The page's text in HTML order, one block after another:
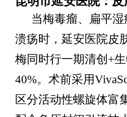
当梅毒瘤、扁平
溃疡时，延安医院皮
梅同时行一期清创+
40%。术前采用
区分活动性螺旋体富